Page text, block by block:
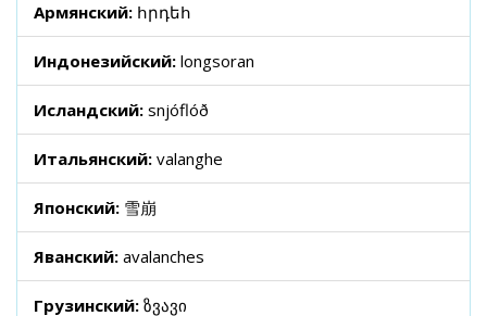
Армянский: հրդեհ
Индонезийский: longsoran
Исландский: snjóflóð
Итальянский: valanghe
Японский: 雪崩
Яванский: avalanches
Грузинский: ზვავი